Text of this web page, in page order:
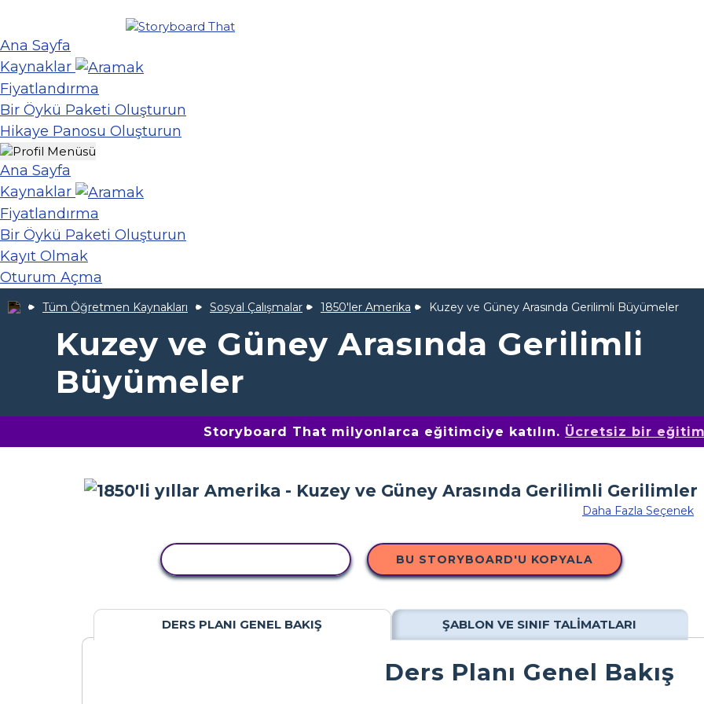
Ana Sayfa
Kaynaklar
Fiyatlandırma
Bir Öykü Paketi Oluşturun
Hikaye Panosu Oluşturun
Ana Sayfa
Kaynaklar
Fiyatlandırma
Bir Öykü Paketi Oluşturun
Kayıt Olmak
Oturum Açma
Tüm Öğretmen Kaynakları Sosyal Çalışmalar 1850'ler Amerika Kuzey ve Güney Arasında Gerilimli Büyümeler
Kuzey ve Güney Arasında Gerilimli
Büyümeler
Storyboard That milyonlarca eğitimciye katılın. Ücretsiz bir
Daha Fazla Seçenek
BU STORYBOARD'U KOPYALA
DERS PLANI GENEL BAKIŞ ŞABLON VE SINIF TALIMATLARI
Ders Planı Genel Bakış